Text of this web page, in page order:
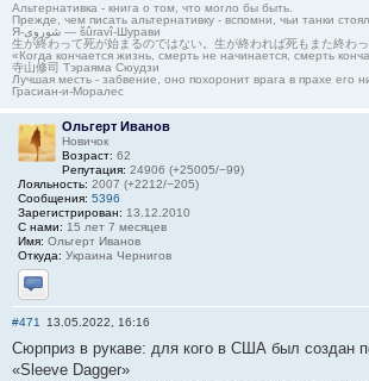
Альтернативка - книга о том, что могло бы быть.
Прежде, чем писать альтернативку - вспомни, чьи танки
Я-شوروی — šûravî-Шурави
生が終わって死が始まるのではない。生が終われば死もまた終わっ
«Когда кончается жизнь, смерть не начинается, смерть
寺山修司 Тэраяма Сюудзи
Лучшая месть - забвение, оно похоронит врага в прахе его
Грасиан-и-Моралес
Ольгерт Иванов
Новичок
Возраст: 62
Репутация: 24906 (+25005/−99)
Лояльность: 2007 (+2212/−205)
Сообщения: 5396
Зарегистрирован: 13.12.2010
С нами: 15 лет 7 месяцев
Имя: Ольгерт Иванов
Откуда: Украина Чернигов
Отправить личное сообщение
#471 13.05.2022, 16:16
Сюрприз в рукаве: для кого в США был создан
«Sleeve Dagger»